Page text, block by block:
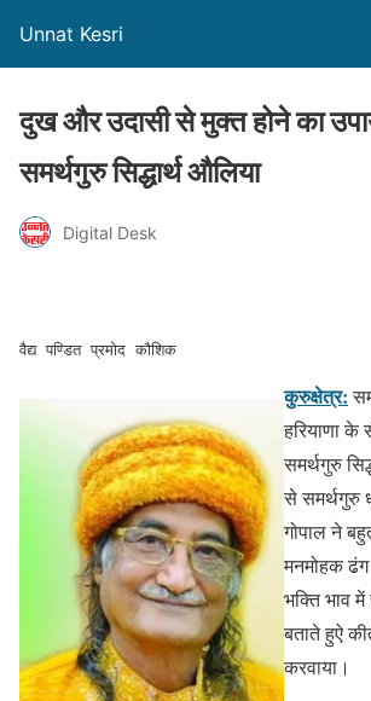
Unnat Kesri
दुख और उदासी से मुक्त होने का
समर्थगुरु सिद्धार्थ औलिया
Digital Desk
वैद्य पण्डित प्रमोद कौशिक
कुरुक्षेत्र:
हरियाणा
समर्थगुरु
से समर्थगुरु
गोपाल ने
मनमोहक
भक्ति भाव
बताते हुऐ
करवाया।